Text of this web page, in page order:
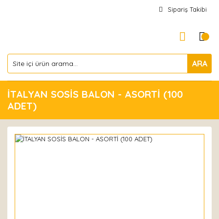
Sipariş Takibi
ARA
İTALYAN SOSİS BALON - ASORTİ (100
ADET)